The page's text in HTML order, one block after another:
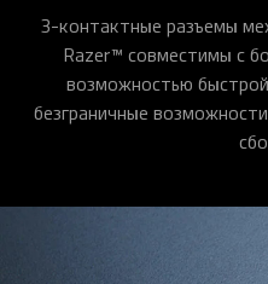
3-контактные разъемы
Razer™ совместимы с
возможностью
безграничные